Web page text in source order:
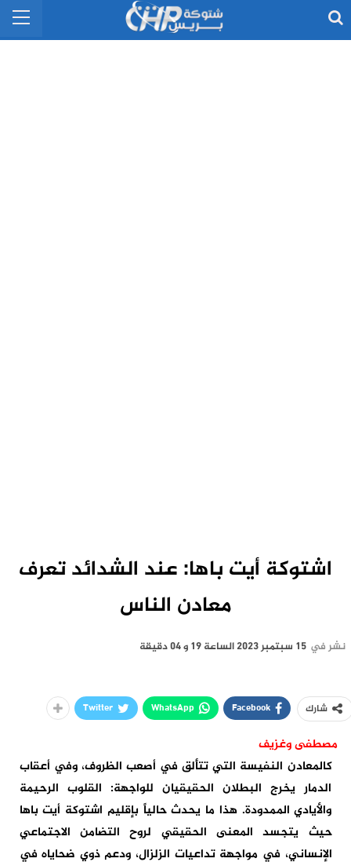
اشتوكة أيت باها: عند الشدائد تعرف
معادن الناس
نشر في 15 سبتمبر 2023 الساعة 19 و 04 دقيقة
شارك Facebook
WhatsApp
Twitter
مصطفى وغزيف
كالمعادن النفيسة التي تتألق في أصعب الظروف، وفي أعقاب
الدمار يخرج البطلان الحقيقيان للواجهة: القلوب الرحيمة
والأيادي الممدودة. هذا ما يحدث حالياً بإقليم اشتوكة أيت باها
حيث يتجسد المعنى الحقيقي لروح التضامن الاجتماعي
الإنساني، في مواجهة تداعيات الزلزال، ودعم ذوي ضحاياه في